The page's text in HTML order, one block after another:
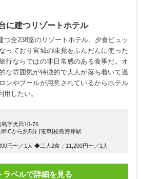
に建つリゾートホテル
つ全238室のリゾートホテル。夕食ビュッ
っており宮城の味覚をふんだんに使った
行ならではの非日常感のある食事だ。オ
な雰囲気が特徴的で大人が落ち着いて過
ンやプールが用意されているからホテル
したい。
字犬田10-76
ICから約5分 [電車]松島海岸駅
円〜／1人 ◆二人2食：11,200円〜／1人
ラベルで詳細を見る